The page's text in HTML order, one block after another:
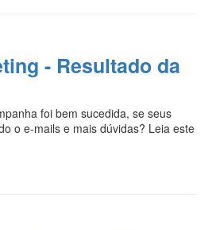
- Resultado da
foi bem sucedida, se seus
o e-mails e mais dúvidas? Leia este